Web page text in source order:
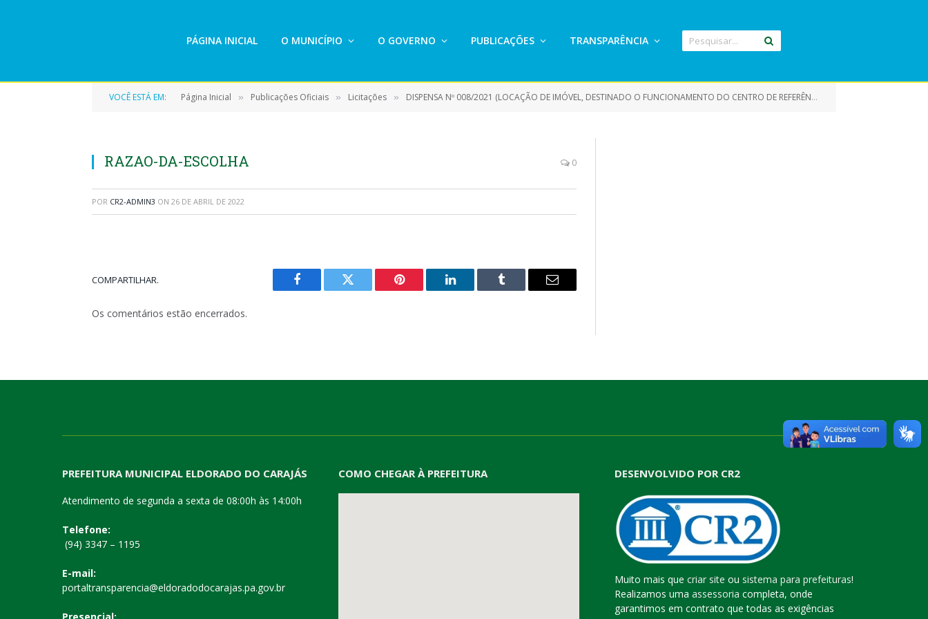
PÁGINA INICIAL O MUNICÍPIO O GOVERNO PUBLICAÇÕES TRANSPARÊNCIA
VOCÊ ESTÁ EM: Página Inicial » Publicações Oficiais » Licitações » DISPENSA Nº 008/2021 (LOCAÇÃO DE IMÓVEL, DESTINADO O FUNCIONAMENTO DO CENTRO DE REFERÊNCIA ESPECIALIZADO DE ASSISTÊNCIA SOCIAL -CREAS)
RAZAO-DA-ESCOLHA 0
POR CR2-ADMIN3 ON 26 DE ABRIL DE 2022
COMPARTILHAR.
Facebook Twitter Pinterest LinkedIn Tumblr
E-
Os comentários estão encerrados.
PREFEITURA MUNICIPAL ELDORADO DO CARAJÁS
Atendimento de segunda a sexta de 08:00h às 14:00h
Telefone:
(94) 3347 – 1195
E-mail:
portaltransparencia@eldoradodocarajas.pa.gov.br
COMO CHEGAR À PREFEITURA DESENVOLVIDO POR CR2
Muito mais que criar site ou sistema para prefeituras!
Realizamos uma assessoria completa, onde
garantimos em contrato que todas as exigências